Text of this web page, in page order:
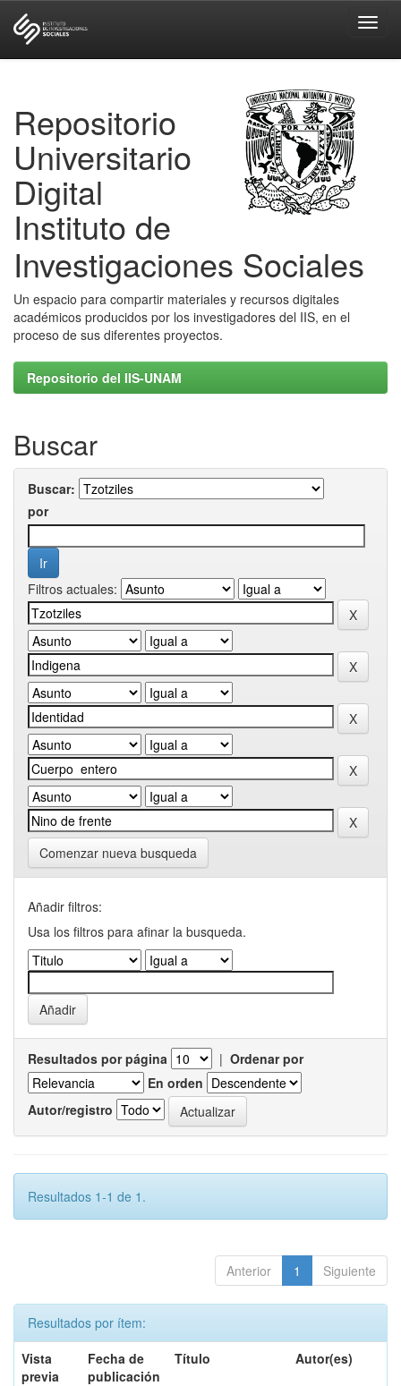
Repositorio
Universitario
Digital
Instituto de
Investigaciones Sociales
Un espacio para compartir materiales y recursos digitales
académicos producidos por los investigadores del IIS, en el
proceso de sus diferentes proyectos.
Repositorio del IIS-UNAM
Buscar
Buscar:
por
Filtros actuales:
Comenzar nueva busqueda
Añadir filtros:
Usa los filtros para afinar la busqueda.
Resultados por página | Ordenar por
En orden
Autor/registro
Resultados 1-1 de 1.
Anterior 1 Siguiente
Resultados por ítem:
Vista
previa
Fecha de
publicación
Título Autor(es)